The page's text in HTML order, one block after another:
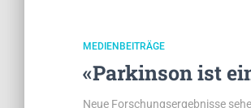
MEDIENBEITRÄGE
«Parkinson ist
Neue Forschungsergebnisse